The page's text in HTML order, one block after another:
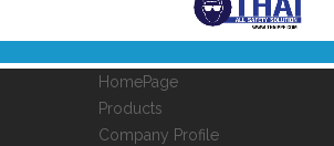
HomePage
Products
Company Profile